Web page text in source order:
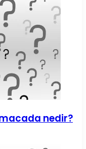
nedir?